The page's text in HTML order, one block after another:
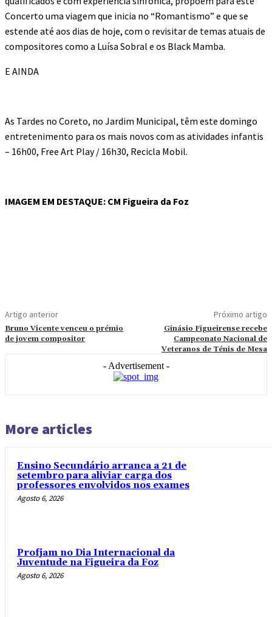
Concerto uma viagem que inicia no “Romantismo” e que se
estende até aos dias de hoje, com o revisitar de temas atuais de
compositores como a Luísa Sobral e os Black Mamba.
E AINDA
As Tardes no Coreto, no Jardim Municipal, têm este domingo
entretenimento para os mais novos com as atividades infantis
– 16h00, Free Art Play / 16h30, Recicla Mobil.
IMAGEM EM DESTAQUE: CM Figueira da Foz
Artigo anterior
Bruno Vicente venceu o prémio
de jovem compositor
Próximo artigo
Ginásio Figueirense recebe
Campeonato Nacional de
Veteranos de Ténis de Mesa
- Advertisement -
More articles
Ensino Secundário arranca a 21 de
setembro para aliviar carga dos
professores envolvidos nos exames
Agosto 6, 2026
Profjam no Dia Internacional da
Juventude na Figueira da Foz
Agosto 6, 2026